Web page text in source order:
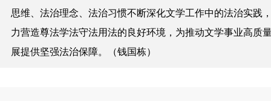
思维、法治理念、法治习惯不断深化文学工作中的法治实践
力营造尊法学法守法用法的良好环境，为推动文学事业高质
展提供坚强法治保障。（钱国栋）